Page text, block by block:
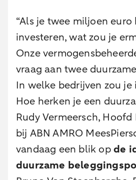
“Als je twee miljoen
investeren, wat zou je
Onze
vraag aan twee
In welke bedrijven zou je
Hoe herken je een
Rudy Vermeersch,
bij ABN AMRO
vandaag een blik opde
duurzame